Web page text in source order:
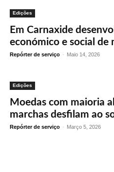
Edições
Em Carnaxide
económico e social de
Repórter de serviço - Maio 14, 2026
Edições
Moedas com maioria
marchas desfilam ao
Repórter de serviço - Março 5, 2026